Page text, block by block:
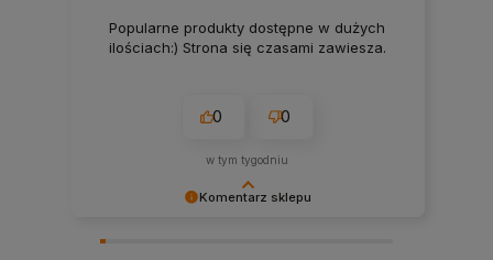
Komentarz sklepu
Popularne produkty dostępne w dużych
ilościach:) Strona się czasami zawiesza.
0 0
w tym tygodniu